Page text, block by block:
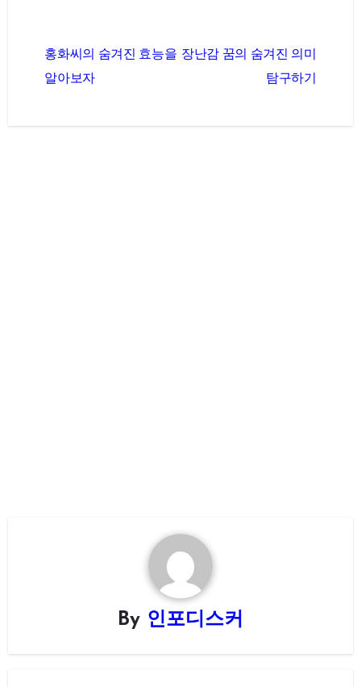
탐
홍화씨의 숨겨진 효능을
알아보자
장난감 꿈의 숨겨진 의미
탐구하기
By 인포디스커